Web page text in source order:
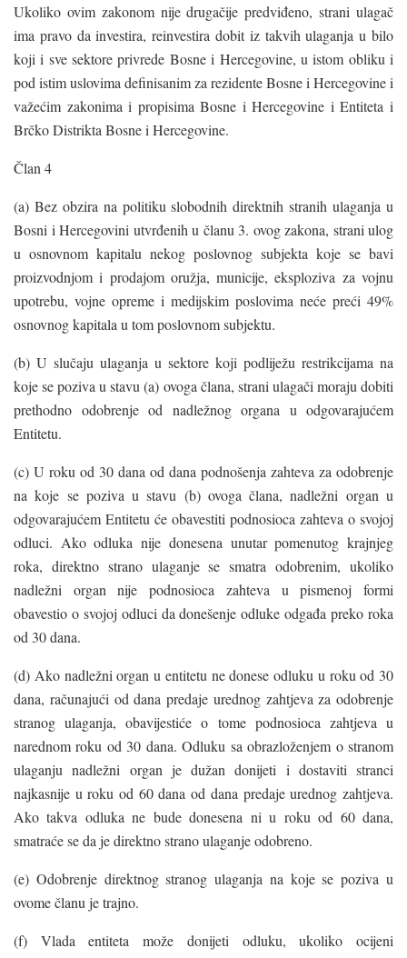
Ukoliko ovim zakonom nije drugačije predviđeno, strani ulagač
ima pravo da investira, reinvestira dobit iz takvih ulaganja u bilo
koji i sve sektore privrede Bosne i Hercegovine, u istom obliku i
pod istim uslovima definisanim za rezidente Bosne i Hercegovine i
važećim zakonima i propisima Bosne i Hercegovine i Entiteta i
Brčko Distrikta Bosne i Hercegovine.
Član 4
(a) Bez obzira na politiku slobodnih direktnih stranih ulaganja u
Bosni i Hercegovini utvrđenih u članu 3. ovog zakona, strani ulog
u osnovnom kapitalu nekog poslovnog subjekta koje se bavi
proizvodnjom i prodajom oružja, municije, eksploziva za vojnu
upotrebu, vojne opreme i medijskim poslovima neće preći 49%
osnovnog kapitala u tom poslovnom subjektu.
(b) U slučaju ulaganja u sektore koji podliježu restrikcijama na
koje se poziva u stavu (a) ovoga člana, strani ulagači moraju dobiti
prethodno odobrenje od nadležnog organa u odgovarajućem
Entitetu.
(c) U roku od 30 dana od dana podnošenja zahteva za odobrenje
na koje se poziva u stavu (b) ovoga člana, nadležni organ u
odgovarajućem Entitetu će obavestiti podnosioca zahteva o svojoj
odluci. Ako odluka nije donesena unutar pomenutog krajnjeg
roka, direktno strano ulaganje se smatra odobrenim, ukoliko
nadležni organ nije podnosioca zahteva u pismenoj formi
obavestio o svojoj odluci da donešenje odluke odgađa preko roka
od 30 dana.
(d) Ako nadležni organ u entitetu ne donese odluku u roku od 30
dana, računajući od dana predaje urednog zahtjeva za odobrenje
stranog ulaganja, obavijestiće o tome podnosioca zahtjeva u
narednom roku od 30 dana. Odluku sa obrazloženjem o stranom
ulaganju nadležni organ je dužan donijeti i dostaviti stranci
najkasnije u roku od 60 dana od dana predaje urednog zahtjeva.
Ako takva odluka ne bude donesena ni u roku od 60 dana,
smatraće se da je direktno strano ulaganje odobreno.
(e) Odobrenje direktnog stranog ulaganja na koje se poziva u
ovome članu je trajno.
(f) Vlada entiteta može donijeti odluku, ukoliko ocijeni